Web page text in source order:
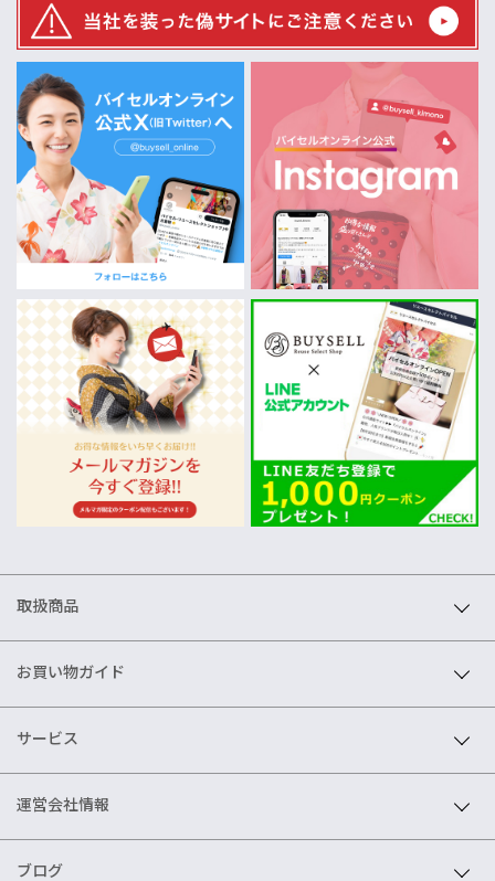
取扱商品
お買い物ガイド
サービス
運営会社情報
ブログ